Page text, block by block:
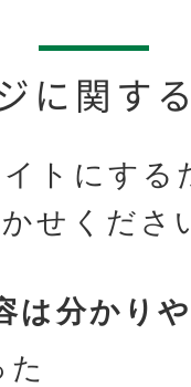
に関す
トにする
せくださ
は分かり